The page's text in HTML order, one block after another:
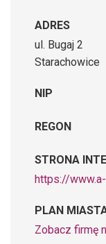
ADRES
ul. Bugaj 2
Starachowice
NIP
REGON
STRONA
https://
PLAN
Zobacz firmę